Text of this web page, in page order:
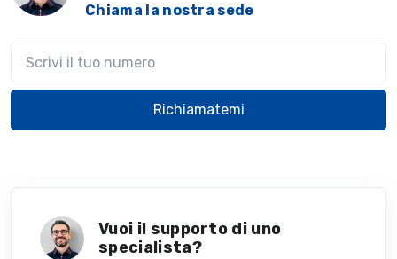
Chiama la nostra sede
Richiamatemi
Vuoi il supporto di uno
specialista?